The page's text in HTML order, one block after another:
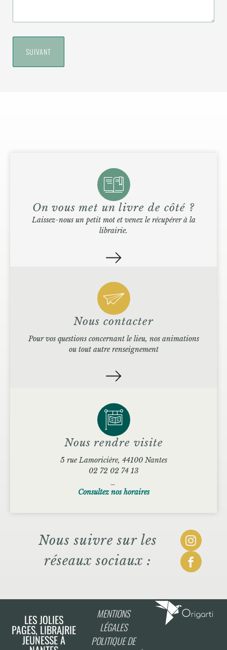
On vous met un livre de côté ?
Laissez-nous un petit mot et venez le récupérer à la
librairie.
Nous rendre visite
5 rue Lamoricière, 44100 Nantes
02 72 02 74 13
Consultez nos horaires
Nous contacter
Pour vos questions concernant le lieu, nos animations
ou tout autre renseignement
Nous suivre sur les
réseaux sociaux :
LES JOLIES
PAGES, LIBRAIRIE
JEUNESSE À
MENTIONS
LÉGALES
POLITIQUE DE